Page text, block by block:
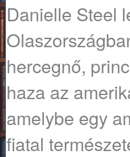
Danielle Steel
hercegnő,
haza az
amelybe egy
fiatal